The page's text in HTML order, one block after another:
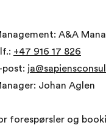
A&A
+47 916 17 826
post:
Johan Aglen
forespørsler og